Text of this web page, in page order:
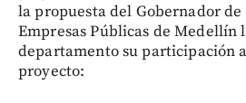
la propuesta del Gobernador
Empresas Públicas de Medellín
departamento su participación
proyecto: